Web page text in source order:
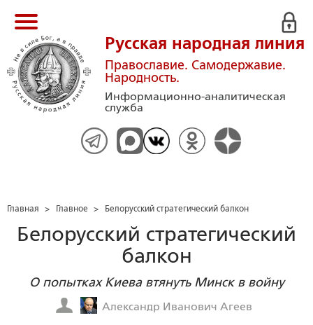
Русская народная линия
Православие. Самодержавие.
Народность.
Информационно-аналитическая
служба
Главная > Главное > Белорусский стратегический балкон
Белорусский стратегический
балкон
О попытках Киева втянуть Минск в войну
Александр Иванович Агеев